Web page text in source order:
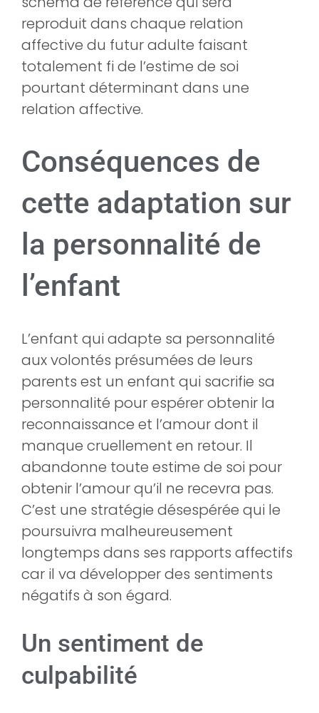
reproduit dans chaque relation
affective du futur adulte faisant
totalement fi de l’estime de soi
pourtant déterminant dans une
relation affective.
Conséquences de
cette adaptation sur
la personnalité de
l’enfant
L’enfant qui adapte sa personnalité
aux volontés présumées de leurs
parents est un enfant qui sacrifie sa
personnalité pour espérer obtenir la
reconnaissance et l’amour dont il
manque cruellement en retour. Il
abandonne toute estime de soi pour
obtenir l’amour qu’il ne recevra pas.
C’est une stratégie désespérée qui le
poursuivra malheureusement
longtemps dans ses rapports affectifs
car il va développer des sentiments
négatifs à son égard.
Un sentiment de
culpabilité